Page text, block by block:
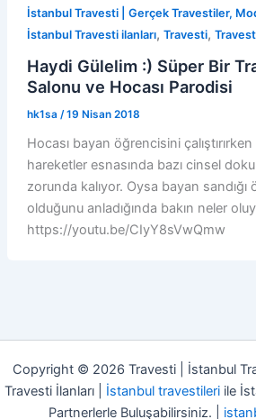
İstanbul Travesti | Gerçek Travestiler,
İstanbul Travesti ilanları, Travesti,
Haydi Gülelim :) Süper Bir
Salonu ve Hocası Parodisi
hk1sa /19 Nisan 2018
Hocası bayan öğrencisini
hareketler esnasında bazı cinsel
zorunda kalıyor. Oysa bayan
olduğunu anladığında bakın neler
https://youtu.be/CIyY8sVwQmw
Copyright © 2026 Travesti | İstanbul
Travesti İlanları | İstanbul travestileriile
Partnerlerle Buluşabilirsiniz. |